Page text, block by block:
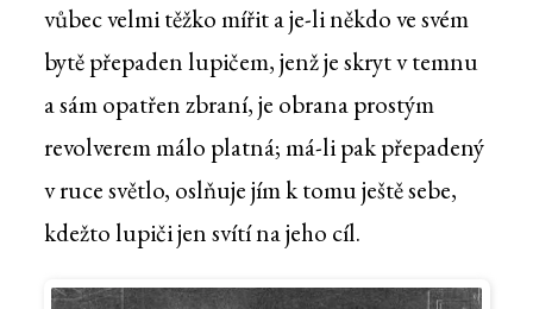
vůbec velmi těžko mířit a je-li někdo ve svém
bytě přepaden lupičem, jenž je skryt v temnu
a sám opatřen zbraní, je obrana prostým
revolverem málo platná; má-li pak přepadený
v ruce světlo, oslňuje jím k tomu ještě sebe,
kdežto lupiči jen svítí na jeho cíl.